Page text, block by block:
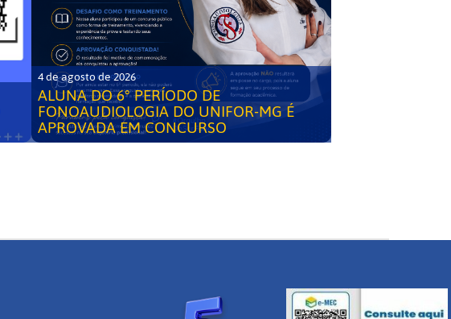
4 de agosto de 2026
ALUNA DO 6° PERÍODO DE
FONOAUDIOLOGIA DO UNIFOR-MG É
APROVADA EM CONCURSO